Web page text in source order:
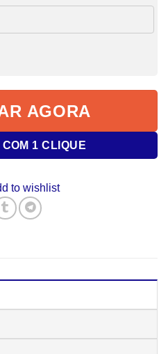
AGORA
1 CLIQUE
to wishlist